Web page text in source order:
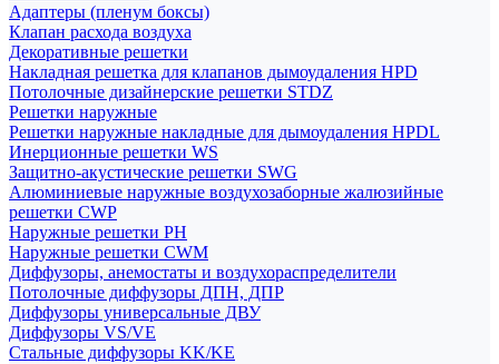
Адаптеры (пленум боксы)
Клапан расхода воздуха
Декоративные решетки
Накладная решетка для клапанов дымоудаления HPD
Потолочные дизайнерские решетки STDZ
Решетки наружные
Решетки наружные накладные для дымоудаления HPDL
Инерционные решетки WS
Защитно-акустические решетки SWG
Алюминиевые наружные воздухозаборные жалюзийные
решетки CWP
Наружные решетки РН
Наружные решетки CWM
Диффузоры, анемостаты и воздухораспределители
Потолочные диффузоры ДПН, ДПР
Диффузоры универсальные ДВУ
Диффузоры VS/VE
Стальные диффузоры KK/KE